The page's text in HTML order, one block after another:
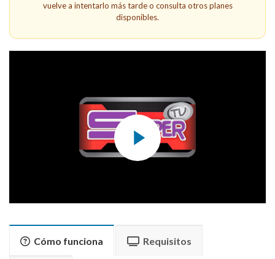
vuelve a intentarlo más tarde o consulta otros planes
disponibles.
Cómo funciona Requisitos